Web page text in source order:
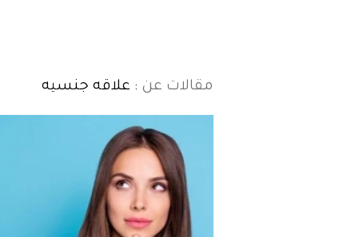
مقالات عن : علاقه جنسيه